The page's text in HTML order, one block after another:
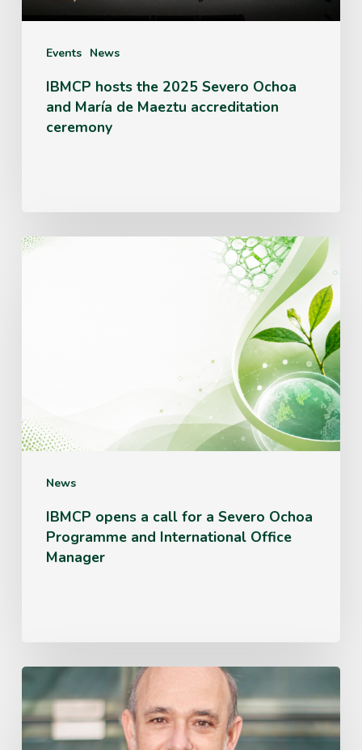
Events News
María
Maeztu
accreditation
IBMCP hosts the 2025 Severo Ochoa
and María de Maeztu accreditation
ceremony
News
IBMCP
Severo
Ochoa
Programme
and
International
IBMCP opens a call for a Severo Ochoa
Programme and International Office
Manager
Miguel
Ángel
Blázquez,